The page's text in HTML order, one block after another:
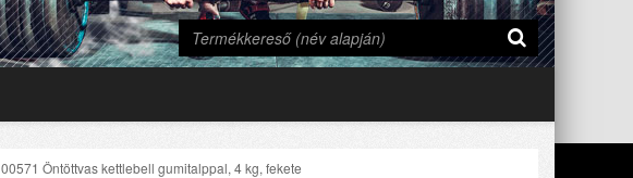
Öntöttvas kettlebell gumitalppal, 4 kg, fekete